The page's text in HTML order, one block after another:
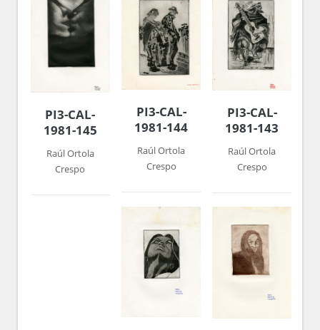
PI3-CAL-
1981-145
Raúl Ortola
Crespo
PI3-CAL-
1981-144
Raúl Ortola
Crespo
PI3-CAL-
1981-143
Raúl Ortola
Crespo